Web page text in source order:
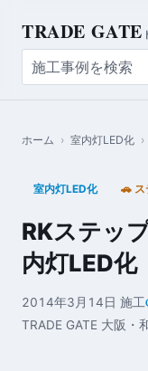
TRADE GATE
ホーム › 室内灯LED化 ›
室内灯LED化 🚗 ス
RKステッ
内灯LED化
2014年3月14日 施工
TRADE GATE 大阪・